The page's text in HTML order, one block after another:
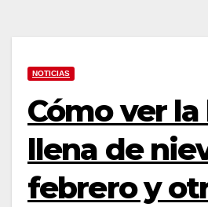
NOTICIAS
Cómo ver
llena de
febrero y